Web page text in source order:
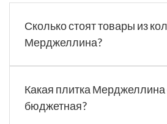
Сколько стоят товары из
Мерджеллина?
Какая плитка
бюджетная?